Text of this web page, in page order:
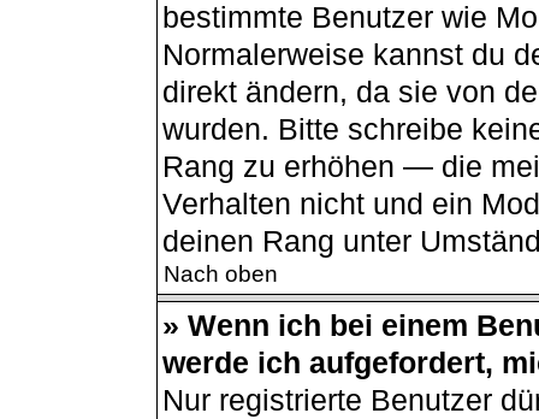
bestimmte Benutzer wie
Normalerweise kannst du
direkt ändern, da sie von
wurden. Bitte schreibe
Rang zu erhöhen — die
Verhalten nicht und ein
deinen Rang unter
Nach oben
» Wenn ich bei einem
werde ich aufgefordert,
Nur registrierte Benutzer